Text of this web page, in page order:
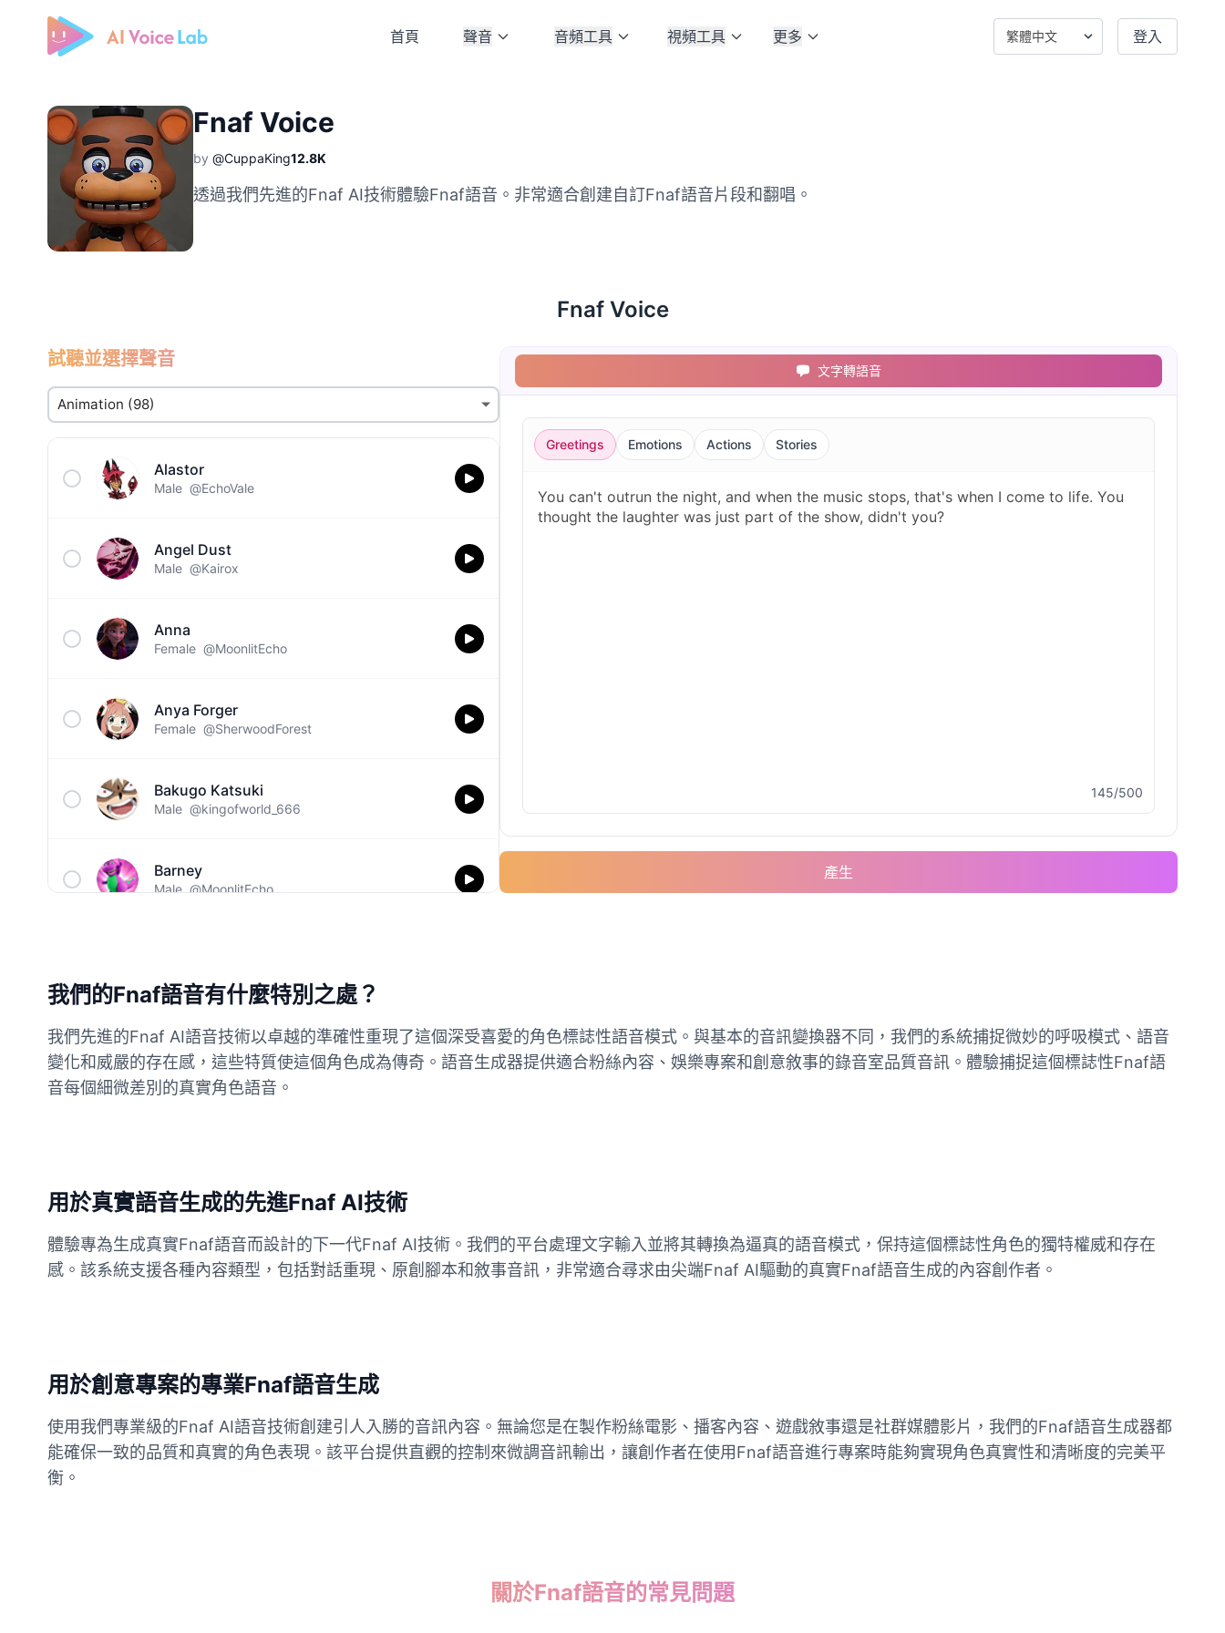
Free AI Cover & AI Voice Over 首頁 聲音 音頻工具 視頻工具 更多 登入
Fnaf Voice
by @CuppaKing12.8K
透過我們先進的Fnaf AI技術體驗Fnaf語音。非常適合創建自訂Fnaf語音片段和翻唱。
Fnaf Voice
試聽並選擇聲音
Alastor
Male @EchoVale
Angel Dust
Male @Kairox
Anna
Female @MoonlitEcho
Anya Forger
Female @SherwoodForest
Bakugo Katsuki
Male @kingofworld_666
Barney
Male @MoonlitEcho
BMO
@IdeaSynth
Bugs Bunny
Male @MoonDiary
Buzz Lightyear
Male @ByteFlow
Caine
Male @MoonlitEcho
文字轉語音
Greetings Emotions Actions Stories
145/500
產生
我們的Fnaf語音有什麼特別之處？
我們先進的Fnaf AI語音技術以卓越的準確性重現了這個深受喜愛的角色標誌性語音模式。與基本的音訊變換器不同，我們的系統捕捉微妙的呼吸模式、語音
變化和威嚴的存在感，這些特質使這個角色成為傳奇。語音生成器提供適合粉絲內容、娛樂專案和創意敘事的錄音室品質音訊。體驗捕捉這個標誌性Fnaf語
音每個細微差別的真實角色語音。
用於真實語音生成的先進Fnaf AI技術
體驗專為生成真實Fnaf語音而設計的下一代Fnaf AI技術。我們的平台處理文字輸入並將其轉換為逼真的語音模式，保持這個標誌性角色的獨特權威和存在
感。該系統支援各種內容類型，包括對話重現、原創腳本和敘事音訊，非常適合尋求由尖端Fnaf AI驅動的真實Fnaf語音生成的內容創作者。
用於創意專案的專業Fnaf語音生成
使用我們專業級的Fnaf AI語音技術創建引人入勝的音訊內容。無論您是在製作粉絲電影、播客內容、遊戲敘事還是社群媒體影片，我們的Fnaf語音生成器都
能確保一致的品質和真實的角色表現。該平台提供直觀的控制來微調音訊輸出，讓創作者在使用Fnaf語音進行專案時能夠實現角色真實性和清晰度的完美平
衡。
關於Fnaf語音的常見問題